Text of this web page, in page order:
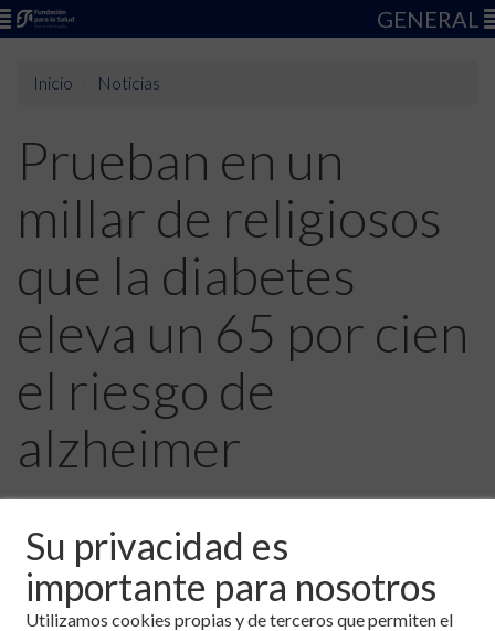
Su privacidad es
importante para nosotros
Utilizamos cookies propias y de terceros que permiten el
GENERAL
Inicio Noticias
Prueban en un
millar de religiosos
que la diabetes
eleva un 65 por cien
el riesgo de
alzheimer
Descargar fichero de la noticia completa (formato
pdf)